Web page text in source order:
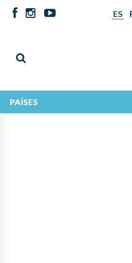
ES
PAÍSES